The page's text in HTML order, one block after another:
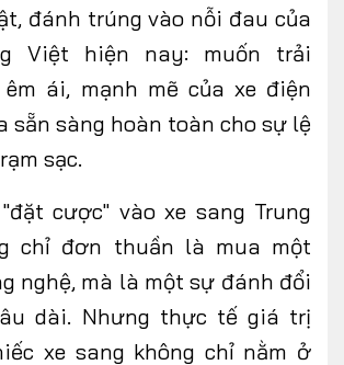
đánh trúng vào nỗi đau của
Việt hiện nay: muốn trải
ái, mạnh mẽ của xe điện
sẵn sàng hoàn toàn cho sự lệ
sạc.
cược" vào xe sang Trung
chỉ đơn thuần là mua một
nghệ, mà là một sự đánh đổi
dài. Nhưng thực tếgiá trị
xe sang không chỉ nằm ở